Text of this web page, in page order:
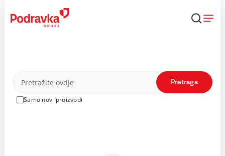
content
Proizvodi
Samo novi proizvodi
Pretraga